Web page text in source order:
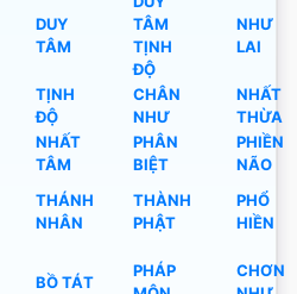
DUY
TÂM
TÂM
TỊNH
ĐỘ
NHƯ
LAI
TỊNH
ĐỘ
CHÂN
NHƯ
NHẤT
THỪA
NHẤT
TÂM
PHÂN
BIỆT
PHIỀN
NÃO
THÁNH
NHÂN
THÀNH
PHẬT
PHỔ
HIỀN
BỒ TÁT
PHÁP
CHƠN